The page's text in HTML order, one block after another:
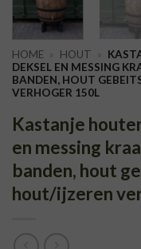
HOME » HOUT »
DEKSEL EN MESSING
BANDEN, HOUT
VERHOGER 150L
Kastanje
en messing
banden, hout
hout/ijzeren